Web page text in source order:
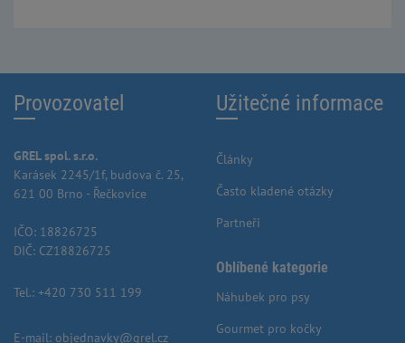
Provozovatel
GREL spol. s.r.o.
Karásek 2245/1f, budova č. 25,
621 00 Brno - Řečkovice
IČO: 18826725
DIČ: CZ18826725
Tel.: +420 730 511 199
E-mail: objednavky@grel.cz
Užitečné informace
Články
Často kladené otázky
Partneři
Oblíbené kategorie
Náhubek pro psy
Gourmet pro kočky